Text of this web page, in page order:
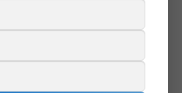
– siit ka nimetus „sinimüts“.
keskel leiutati odavad
näiteks tviidist, nii
Naisedki on hakanud